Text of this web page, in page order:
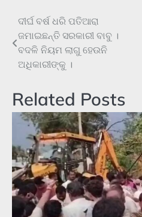
Post
navigation
ଦୀର୍ଘ ବର୍ଷ ଧରି ପତିଆରା
ଜମାଇଛନ୍ତି ସରକାରୀ ବାବୁ ।
ବଦଳି ନିୟମ ଲାଗୁ ହେଉନି
ଅଧିକାରୀଙ୍କୁ ।
Related Posts